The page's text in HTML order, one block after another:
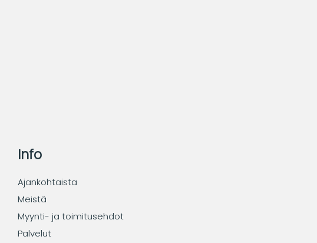
Info
Ajankohtaista
Meistä
Myynti- ja toimitusehdot
Palvelut